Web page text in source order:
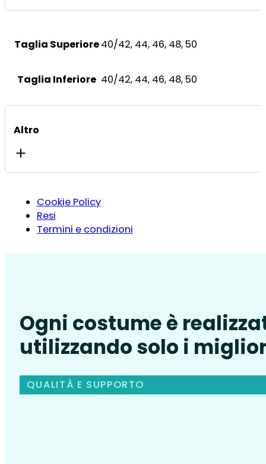
Taglia Superiore40/42, 44, 46, 48, 50
Taglia Inferiore 40/42, 44, 46, 48, 50
Altro
Cookie Policy
Resi
Termini e condizioni
Ogni costume è
utilizzando solo i
QUALITÀ E SUPPORTO